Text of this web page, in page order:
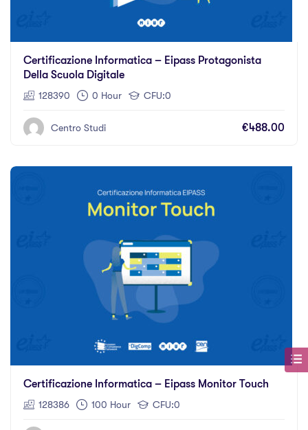
Certificazione Informatica – Eipass Protagonista
Della Scuola Digitale
128390 0 Hour CFU:0
Centro Studi €488.00
Certificazione Informatica – Eipass Monitor Touch
128386 100 Hour CFU:0